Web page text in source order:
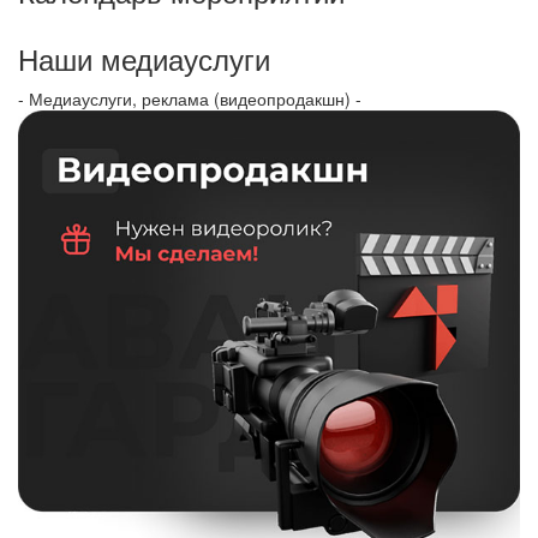
Наши медиауслуги
- Медиауслуги, реклама (видеопродакшн) -